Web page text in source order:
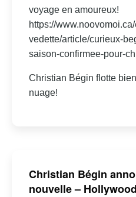
voyage en amoureux!
https://
vedette/article/curieux-
saison-confirmee-pour-
Christian Bégin flotte
nuage!
Christian Bégin
nouvelle –